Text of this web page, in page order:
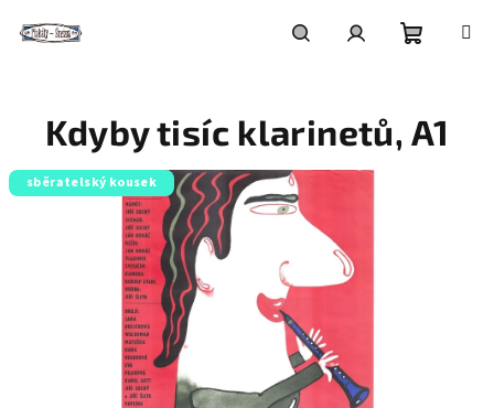
košík
Kdyby tisíc klarinetů, A1
sběratelský kousek